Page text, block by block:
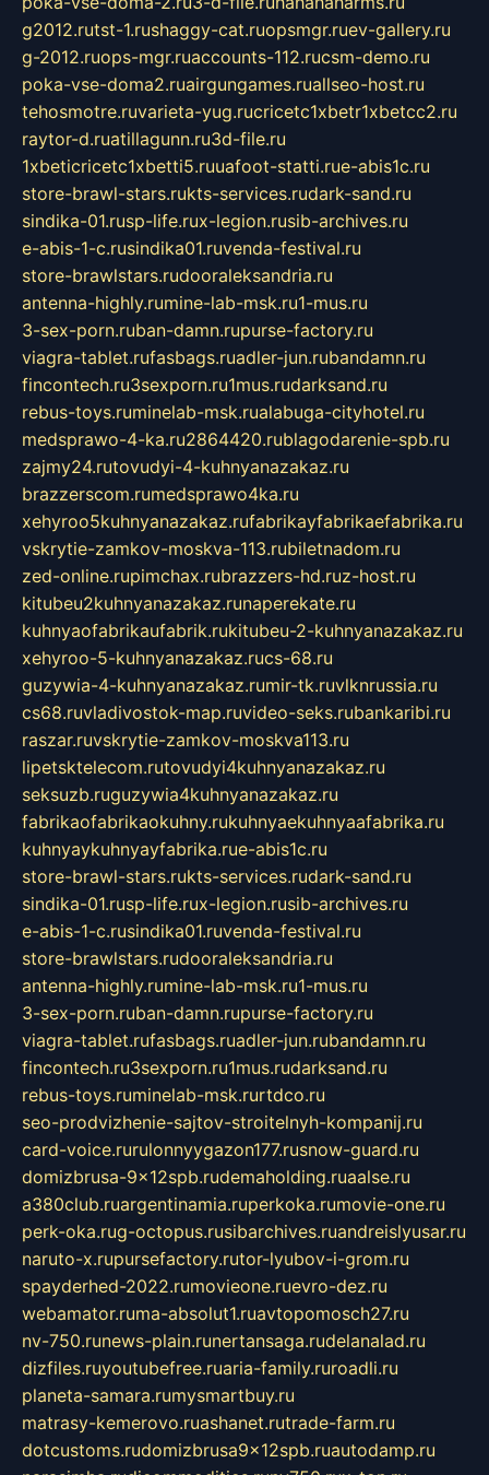
g2012.rutst-1.rushaggy-cat.ruopsmgr.ruev-gallery.ru
g-2012.ruops-mgr.ruaccounts-112.rucsm-demo.ru
poka-vse-doma2.ruairgungames.ruallseo-host.ru
tehosmotre.ruvarieta-yug.rucricetc1xbetr1xbetcc2.ru
raytor-d.ruatillagunn.ru3d-file.ru
1xbeticricetc1xbetti5.ruuafoot-statti.rue-abis1c.ru
store-brawl-stars.rukts-services.rudark-sand.ru
sindika-01.rusp-life.rux-legion.rusib-archives.ru
e-abis-1-c.rusindika01.ruvenda-festival.ru
store-brawlstars.rudooraleksandria.ru
antenna-highly.rumine-lab-msk.ru1-mus.ru
3-sex-porn.ruban-damn.rupurse-factory.ru
viagra-tablet.rufasbags.ruadler-jun.rubandamn.ru
fincontech.ru3sexporn.ru1mus.rudarksand.ru
rebus-toys.ruminelab-msk.rualabuga-cityhotel.ru
medsprawo-4-ka.ru2864420.rublagodarenie-spb.ru
zajmy24.rutovudyi-4-kuhnyanazakaz.ru
brazzerscom.rumedsprawo4ka.ru
xehyroo5kuhnyanazakaz.rufabrikayfabrikaefabrika.ru
vskrytie-zamkov-moskva-113.rubiletnadom.ru
zed-online.rupimchax.rubrazzers-hd.ruz-host.ru
kitubeu2kuhnyanazakaz.runaperekate.ru
kuhnyaofabrikaufabrik.rukitubeu-2-kuhnyanazakaz.ru
xehyroo-5-kuhnyanazakaz.rucs-68.ru
guzywia-4-kuhnyanazakaz.rumir-tk.ruvlknrussia.ru
cs68.ruvladivostok-map.ruvideo-seks.rubankaribi.ru
raszar.ruvskrytie-zamkov-moskva113.ru
lipetsktelecom.rutovudyi4kuhnyanazakaz.ru
seksuzb.ruguzywia4kuhnyanazakaz.ru
fabrikaofabrikaokuhny.rukuhnyaekuhnyaafabrika.ru
kuhnyaykuhnyayfabrika.rue-abis1c.ru
store-brawl-stars.rukts-services.rudark-sand.ru
sindika-01.rusp-life.rux-legion.rusib-archives.ru
e-abis-1-c.rusindika01.ruvenda-festival.ru
store-brawlstars.rudooraleksandria.ru
antenna-highly.rumine-lab-msk.ru1-mus.ru
3-sex-porn.ruban-damn.rupurse-factory.ru
viagra-tablet.rufasbags.ruadler-jun.rubandamn.ru
fincontech.ru3sexporn.ru1mus.rudarksand.ru
rebus-toys.ruminelab-msk.rurtdco.ru
seo-prodvizhenie-sajtov-stroitelnyh-kompanij.ru
card-voice.rurulonnyygazon177.rusnow-guard.ru
domizbrusa-9x12spb.rudemaholding.ruaalse.ru
a380club.ruargentinamia.ruperkoka.rumovie-one.ru
perk-oka.rug-octopus.rusibarchives.ruandreislyusar.ru
naruto-x.rupursefactory.rutor-lyubov-i-grom.ru
spayderhed-2022.rumovieone.ruevro-dez.ru
webamator.ruma-absolut1.ruavtopomosch27.ru
nv-750.runews-plain.runertansaga.rudelanalad.ru
dizfiles.ruyoutubefree.ruaria-family.ruroadli.ru
planeta-samara.rumysmartbuy.ru
matrasy-kemerovo.ruashanet.rutrade-farm.ru
dotcustoms.rudomizbrusa9x12spb.ruautodamp.ru